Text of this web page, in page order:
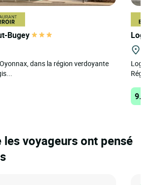
Bugey
dans la région verdoyante
les voyageurs ont pensé